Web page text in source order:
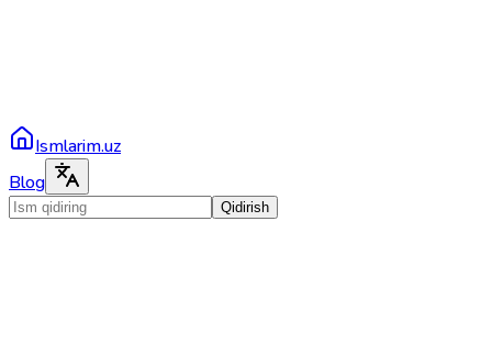
Ismlarim.uz
Blog
Qidirish